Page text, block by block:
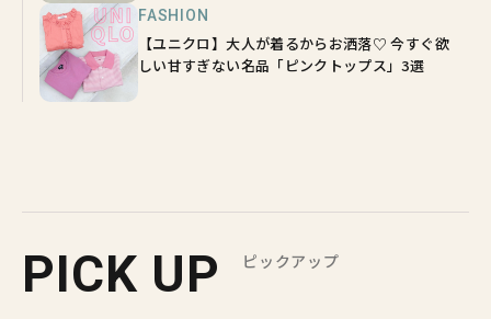
FASHION
【ユニクロ】大人が着るからお洒落♡ 今すぐ欲
しい甘すぎない名品「ピンクトップス」3選
PICK UP ピックアップ